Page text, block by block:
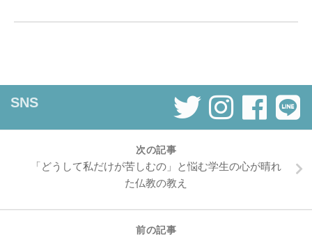
SNS
次の記事
「どうして私だけが苦しむの」と悩む学生の心が晴れ
た仏教の教え
前の記事